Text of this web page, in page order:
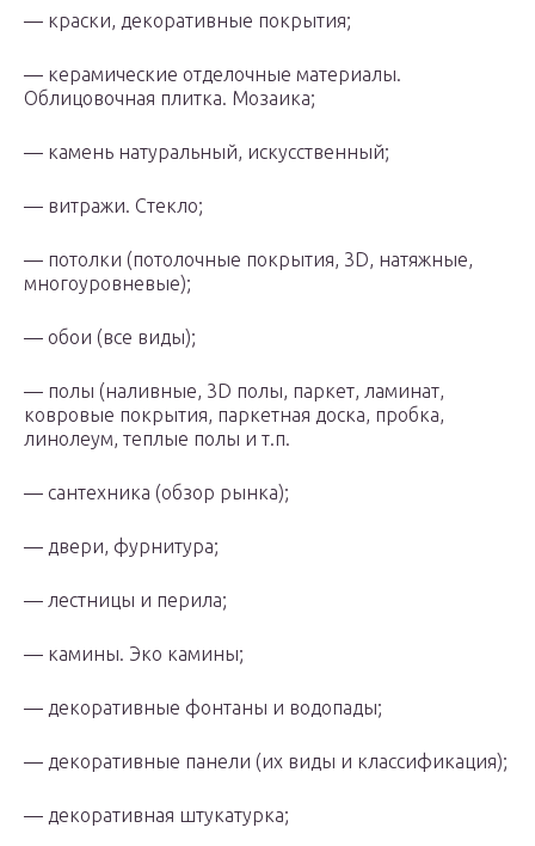
— краски, декоративные покрытия;
— керамические отделочные материалы.
Облицовочная плитка. Мозаика;
— камень натуральный, искусственный;
— витражи. Стекло;
— потолки (потолочные покрытия, 3D, натяжные,
многоуровневые);
— обои (все виды);
— полы (наливные, 3D полы, паркет, ламинат,
ковровые покрытия, паркетная доска, пробка,
линолеум, теплые полы и т.п.
— сантехника (обзор рынка);
— двери, фурнитура;
— лестницы и перила;
— камины. Эко камины;
— декоративные фонтаны и водопады;
— декоративные панели (их виды и классификация);
— декоративная штукатурка;